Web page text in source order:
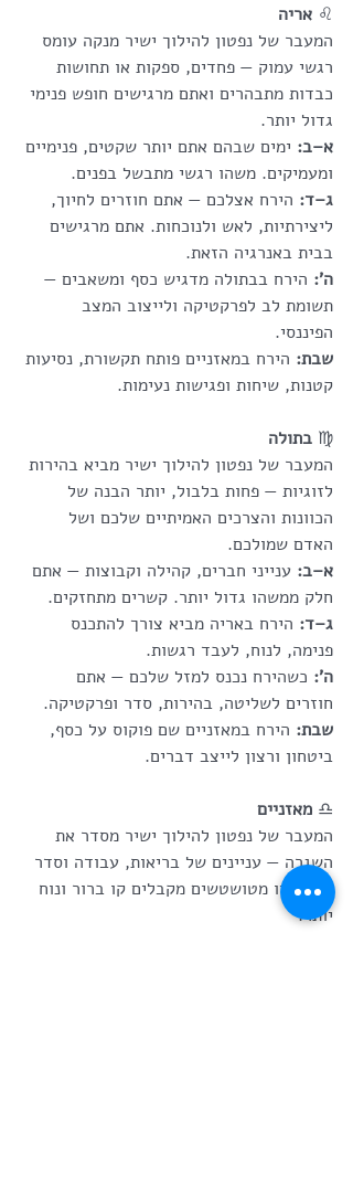
♌ אריה
המעבר של נפטון להילוך ישיר מנקה עומס
רגשי עמוק — פחדים, ספקות או תחושות
כבדות מתבהרים ואתם מרגישים חופש פנימי
גדול יותר.
א–ב: ימים שבהם אתם יותר שקטים, פנימיים
ומעמיקים. משהו רגשי מתבשל בפנים.
ג–ד: הירח אצלכם — אתם חוזרים לחיוך,
ליצירתיות, לאש ולנוכחות. אתם מרגישים
בבית באנרגיה הזאת.
ה’: הירח בבתולה מדגיש כסף ומשאבים —
תשומת לב לפרקטיקה ולייצוב המצב
הפיננסי.
שבת: הירח במאזניים פותח תקשורת, נסיעות
קטנות, שיחות ופגישות נעימות.
♍ בתולה
המעבר של נפטון להילוך ישיר מביא בהירות
לזוגיות — פחות בלבול, יותר הבנה של
הכוונות והצרכים האמיתיים שלכם ושל
האדם שמולכם.
א–ב: ענייני חברים, קהילה וקבוצות — אתם
חלק ממשהו גדול יותר. קשרים מתחזקים.
ג–ד: הירח באריה מביא צורך להתכנס
פנימה, לנוח, לעבד רגשות.
ה’: כשהירח נכנס למזל שלכם — אתם
חוזרים לשליטה, בהירות, סדר ופרקטיקה.
שבת: הירח במאזניים שם פוקוס על כסף,
ביטחון ורצון לייצב דברים.
♎ מאזניים
המעבר של נפטון להילוך ישיר מסדר את
השגרה — עניינים של בריאות, עבודה וסדר
יום שהיו מטושטשים מקבלים קו ברור ונוח
יותר.